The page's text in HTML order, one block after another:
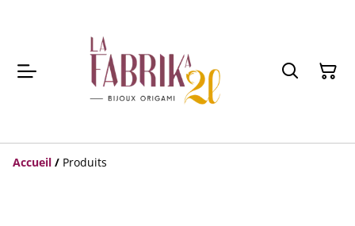
Accueil / Produits